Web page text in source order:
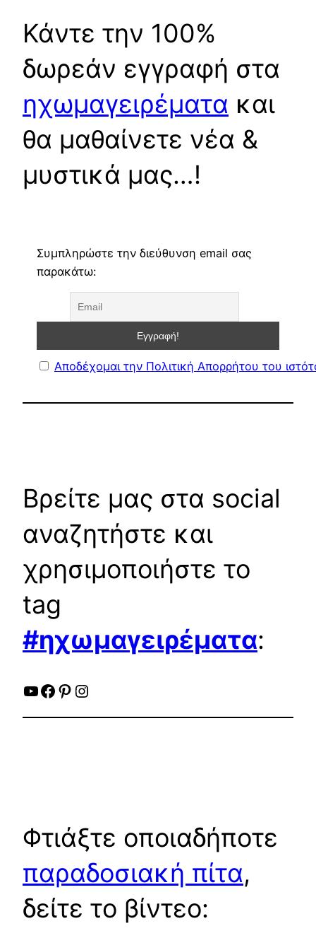
Κάντε την 100%
δωρεάν εγγραφή στα
ηχωμαγειρέματα και
θα μαθαίνετε νέα &
μυστικά μας…!
Συμπληρώστε την διεύθυνση email σας
παρακάτω:
Αποδέχομαι την Πολιτική Απορρήτου του
Βρείτε μας στα social
αναζητήστε και
χρησιμοποιήστε το
tag
#ηχωμαγειρέματα:
YouTube
Facebook
Pinterest
Instagram
Φτιάξτε οποιαδήποτε
παραδοσιακή πίτα,
δείτε το βίντεο: